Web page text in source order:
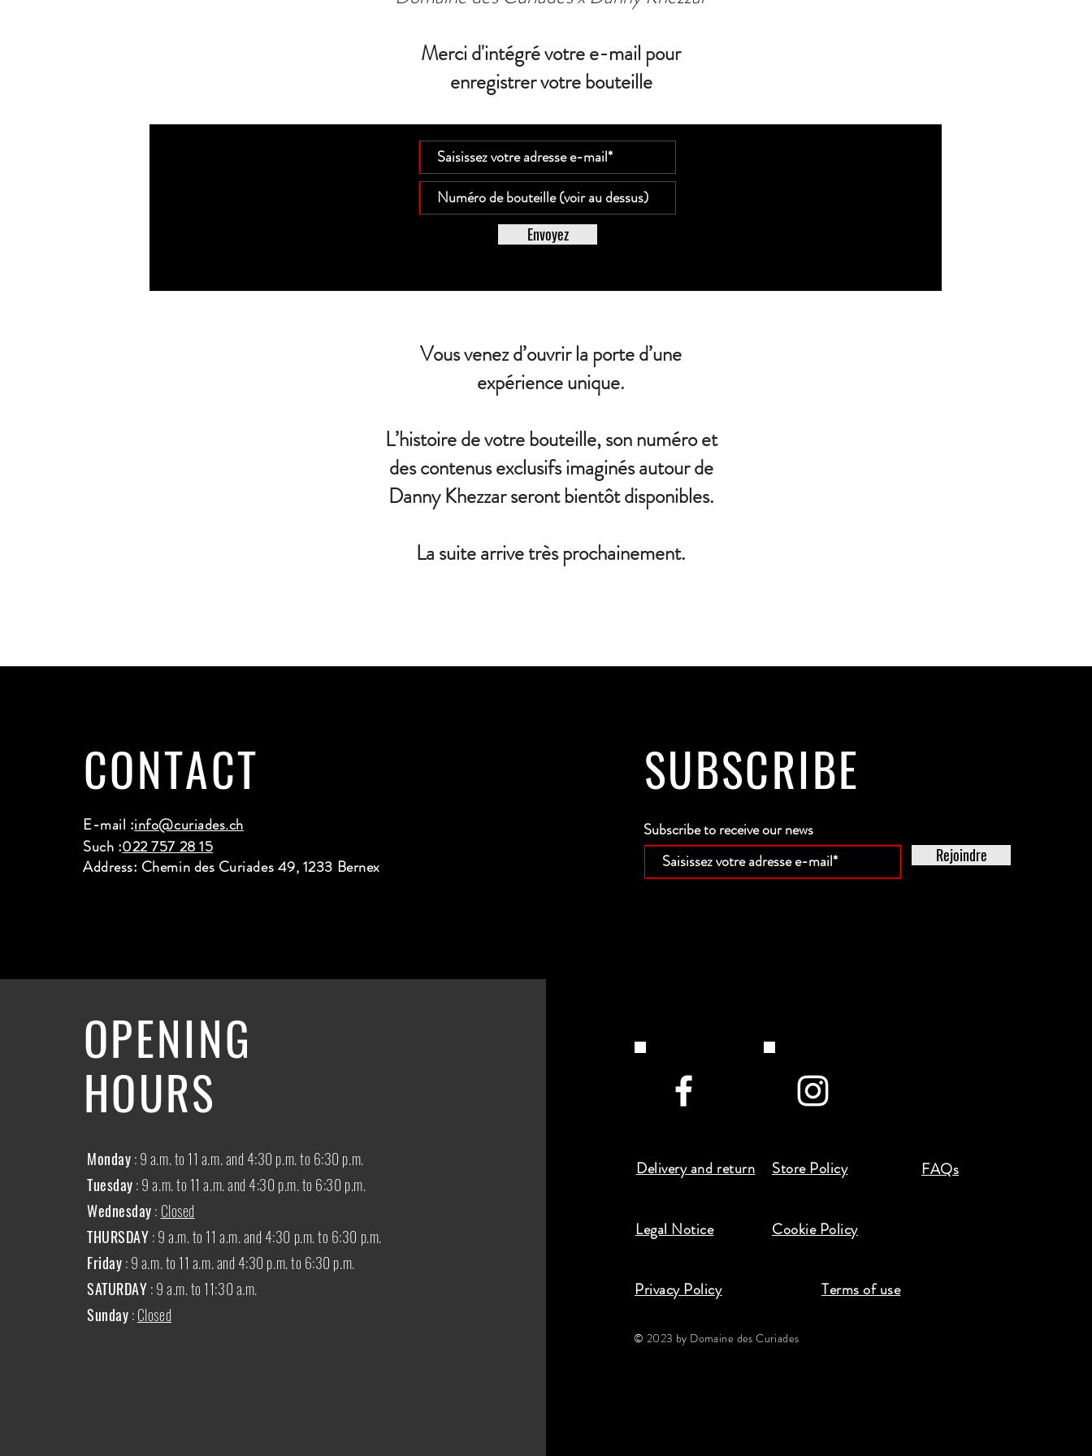
Merci d'intégré votre e-mail pour
enregistrer votre bouteille
Envoyez
Vous venez d’ouvrir la porte d’une
expérience unique.
L’histoire de votre bouteille, son numéro et
des contenus exclusifs imaginés autour de
Danny Khezzar seront bientôt disponibles.
La suite arrive très prochainement.
CONTACT
E-mail :info@curiades.ch
Such :022 757 28 15
Address: Chemin des Curiades 49, 1233 Bernex
SUBSCRIBE
Subscribe to receive our news
Rejoindre
OPENING
HOURS
Monday: 9 a.m. to 11 a.m. and 4:30 p.m. to 6:30 p.m.
Tuesday: 9 a.m. to 11 a.m. and 4:30 p.m. to 6:30 p.m.
Wednesday: Closed
THURSDAY:9 a.m. to 11 a.m. and 4:30 p.m. to 6:30 p.m.
Friday: 9 a.m. to 11 a.m. and 4:30 p.m. to 6:30 p.m.
SATURDAY: 9 a.m. to 11:30 a.m.
Sunday:Closed
Delivery and return Store Policy FAQs
Legal Notice Cookie Policy
Privacy Policy Terms of use
© 2023 by Domaine des Curiades